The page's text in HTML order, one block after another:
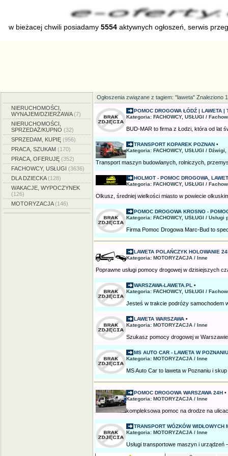
w bieżacej chwili posiadamy5554 aktywnych ogłoszeń, serwis
NIERUCHOMOŚCI,
WYNAJEM/DZIERŻAWA(7)
NIERUCHOMOŚCI,
SPRZEDAŻ/KUPNO (32)
SPRZEDAM, KUPIĘ (956)
PRACA, SZUKAM (170)
PRACA, OFERUJĘ (352)
FACHOWCY, USŁUGI (3636)
DLA DZIECKA(128)
WAKACJE, WYPOCZYNEK
(126)
MOTORYZACJA(146)
Ogłoszenia związane z tagiem: "laweta" Znaleziono
POMOC DROGOWA ŁÓDŹ | LAWETA |
Kategoria: FACHOWCY, USŁUGI /
BUD-MAR to firma z Łodzi, która od lat
TRANSPORT KOPAREK POZNAN •
Kategoria: FACHOWCY, USŁUGI /
Transport maszyn budowlanych, rolniczych,
HOLMOT - POMOC DROGOWA,
Kategoria: FACHOWCY, USŁUGI /
Olkusz, średniej wielkości miasto w powiecie
POMOC DROGOWA KROSNO -
Kategoria: FACHOWCY, USŁUGI / Usługi
Firma Pomoc Drogowa Marc-Bud to
LAWETA POLAŃCZYK HOLOWANIE
Kategoria: MOTORYZACJA / Inne
Poprawne usługi pomocy drogowej w dzisiejszych
WARSZAWA-LAWETA.PL •
Kategoria: FACHOWCY, USŁUGI /
Jesteś w trakcie podróży samochodem
LAWETA WARSZAWA •
Kategoria: MOTORYZACJA / Inne
Szukasz pomocy drogowej w
MS AUTO CAR - LAWETA W
Kategoria: MOTORYZACJA / Inne
MS Auto Car to laweta w Poznaniu i
POMOC DROGOWA WARSZAWA 24H •
Kategoria: MOTORYZACJA / Inne
kompleksowa pomoc na drodze na
TRANSPORT WÓZKÓW WIDŁOWYCH
Kategoria: MOTORYZACJA / Inne
Usługi transportowe maszyn i urządzeń